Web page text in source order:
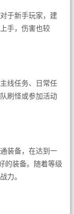
于新手玩家，建
手，伤害也较
线任务、日常任
刷怪或参加活动
装备，在达到一
的装备。随着等级
力。